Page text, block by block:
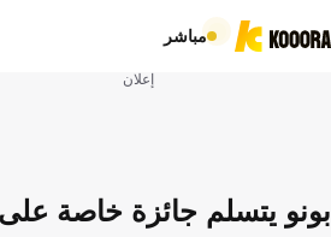
مباشر
إعلان
بونو يتسلم جائزة خاصة